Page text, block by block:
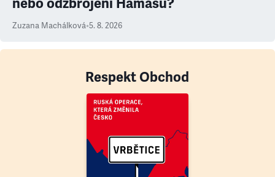
nebo odzbrojení Hamásu?
Zuzana Machálková•5. 8. 2026
Respekt Obchod